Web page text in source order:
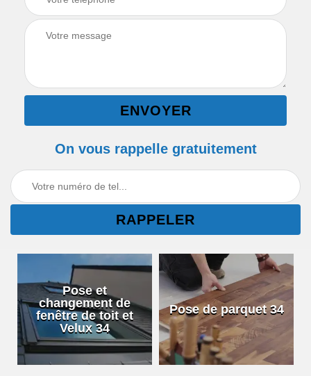
On vous rappelle gratuitement
Pose et
changement de
fenêtre de toit et
Velux 34
Pose de parquet 34